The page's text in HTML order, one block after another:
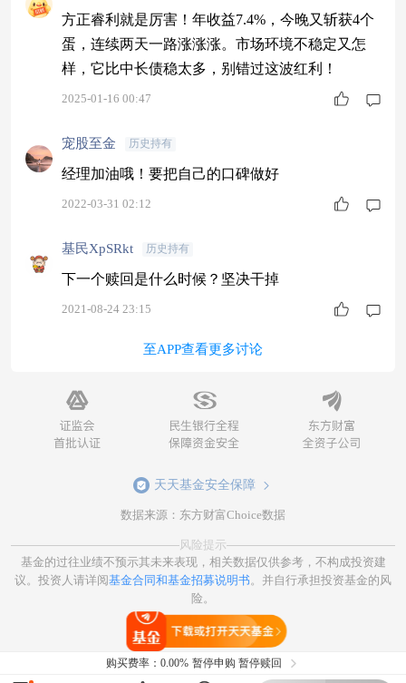
方正睿利就是厉害！年收益7.4%，今晚又斩获4个
蛋，连续两天一路涨涨涨。市场环境不稳定又怎
样，它比中长债稳太多，别错过这波红利！
2025-01-16 00:47
宠股至金 历史持有
经理加油哦！要把自己的口碑做好
2022-03-31 02:12
基民XpSRkt 历史持有
下一个赎回是什么时候？坚决干掉
2021-08-24 23:15
至APP查看更多讨论
天天基金安全保障
数据来源：东方财富Choice数据
风险提示
基金的过往业绩不预示其未来表现，相关数据仅供参考，不构成投资建
议。投资人请详阅基金合同和基金招募说明书。并自行承担投资基金的风
险。
购买费率： 0.00% 暂停申购 暂停赎回
打开天天基金